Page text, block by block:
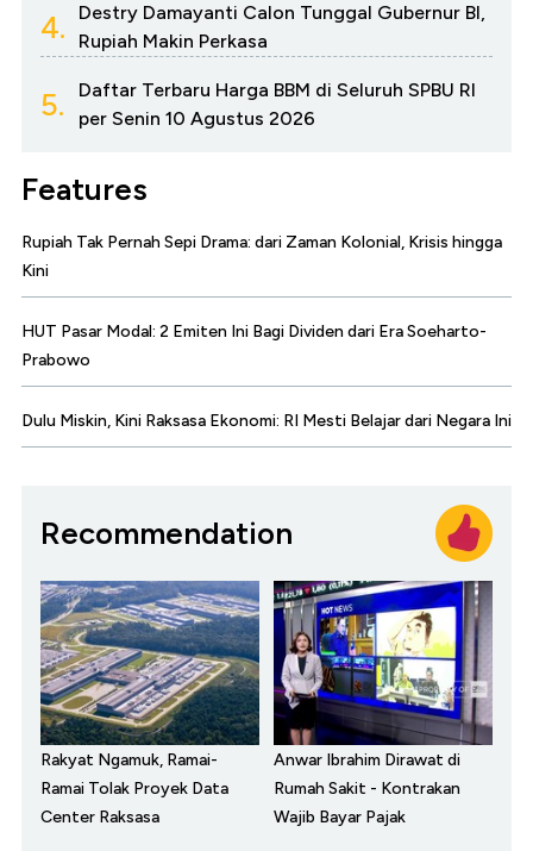
4.
Destry Damayanti Calon Tunggal Gubernur BI,
Rupiah Makin Perkasa
5.
Daftar Terbaru Harga BBM di Seluruh SPBU RI
per Senin 10 Agustus 2026
Features
Rupiah Tak Pernah Sepi Drama: dari Zaman Kolonial, Krisis hingga
Kini
HUT Pasar Modal: 2 Emiten Ini Bagi Dividen dari Era Soeharto-
Prabowo
Dulu Miskin, Kini Raksasa Ekonomi: RI Mesti Belajar dari Negara Ini
Recommendation
Rakyat Ngamuk, Ramai-
Ramai Tolak Proyek Data
Center Raksasa
Anwar Ibrahim Dirawat di
Rumah Sakit - Kontrakan
Wajib Bayar Pajak